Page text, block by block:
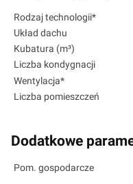
Rodzaj technologii*
Układ dachu
Kubatura (m³)
Liczba kondygnacji
Wentylacja*
Liczba pomieszczeń
Dodatkowe
Pom. gospodarcze